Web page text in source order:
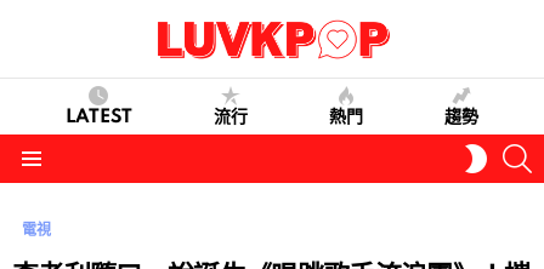
LATEST 流行 熱門 趨勢
SKIN
電視